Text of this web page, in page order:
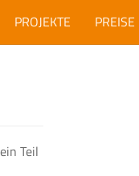
PROJEKTE PREISE
Teil